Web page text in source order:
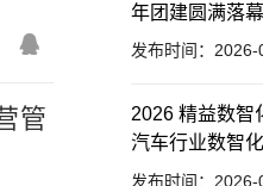
管
年团建圆满落幕
发布时间：2026-
2026 精益数智
汽车行业数智
办
发布时间：2026-